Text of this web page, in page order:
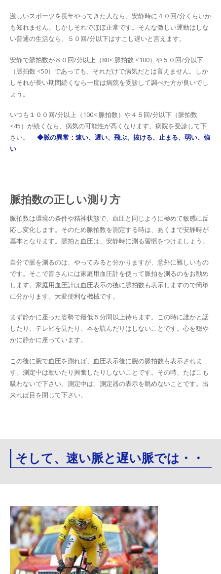
激しいスポーツを長年やってきた人なら、安静時に４０回/分くらいか
も知れません。しかしそれでほぼ正常です。そんな激しい運動はしな
い普通の生活なら、５０回/分以下はすこし遅いと言えます。
安静で脈拍数が８０回/分以上（80< 脈拍数 <100）や５０回/分以下
（脈拍数 <50）であっても、それだけで病気だとは言えません。しか
しそれが長い期間続くなら一度は病院を受診して調べた方が良いでし
ょう。
いつも１００回/分以上（100< 脈拍数）や４５回/分以下（脈拍数
<45）が続くなら、病気の可能性が高くなります。病院を受診して下
さい。
◆脈の異常：速い、遅い、飛ぶ、抜ける、止まる、弱い、強
い
脈拍数の正しい測り方
脈拍数は環境の条件や精神状態で、血圧と同じように極めて敏感に反
応し変化します。そのため脈拍数を測定する時は、あくまで安静時が
基本となります。脈拍と血圧は、安静時に測る習慣をつけましょう。
自分で脈を測るのは、やってみると分かりますが、意外に難しいもの
です。そこで皆さんには家庭用血圧計を使って脈拍を測るのをお勧め
します。家庭用血圧計は血圧表示の後に脈拍数も表示しますので簡単
に分かります。大変便利な機械です。
まず静かに座った姿勢で最低５分間以上待ちます。この時に誰かと話
したり、テレビを見たり、本を読んだりはしないことです。心を穏や
かに静かに座っています。
この後に腕で血圧を測れば、血圧表示後に腕の脈拍数も表示されま
す。測定中は動いたり興奮したりしないことです。その時、たばこも
吸わないで下さい。測定中は、測定器の表示を眺めないことです。出
来れば目を閉じて下さい。
そして、速い脈と遅い脈では・・